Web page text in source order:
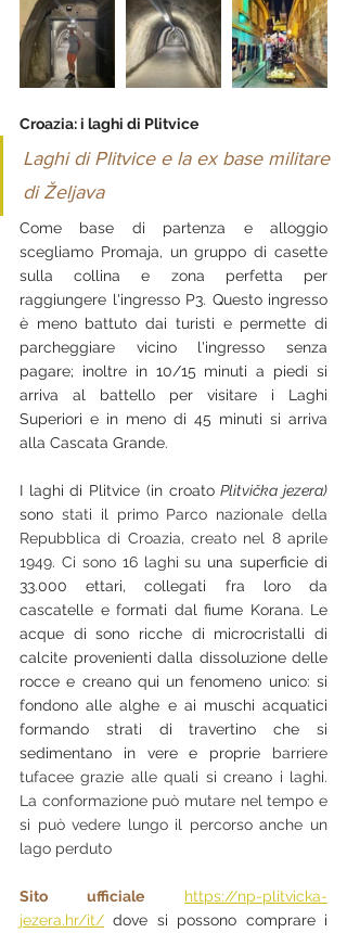
Croazia: i laghi di Plitvice
Laghi di Plitvice e la ex base militare
di Željava
Come base di partenza e alloggio
scegliamo Promaja, un gruppo di casette
sulla collina e zona perfetta per
raggiungere l'ingresso P3. Questo ingresso
è meno battuto dai turisti e permette di
parcheggiare vicino l'ingresso senza
pagare; inoltre in 10/15 minuti a piedi si
arriva al battello per visitare i Laghi
Superiori e in meno di 45 minuti si arriva
alla Cascata Grande.
I laghi di Plitvice (in croato
sono stati il primo Parco nazionale della
Repubblica di Croazia, creato nel 8 aprile
1949. Ci sono 16 laghi su una superficie di
33.000 ettari, collegati fra loro da
cascatelle e formati dal fiume Korana. Le
acque di sono ricche di microcristalli di
calcite provenienti dalla dissoluzione delle
rocce e creano qui un fenomeno unico: si
fondono alle alghe e ai muschi acquatici
formando strati di travertino che si
sedimentano in vere e proprie barriere
tufacee grazie alle quali si creano i laghi.
La conformazione può mutare nel tempo e
si può vedere lungo il percorso anche un
lago perduto
Sito ufficiale
https://np-plitvicka-
jezera.hr/it/